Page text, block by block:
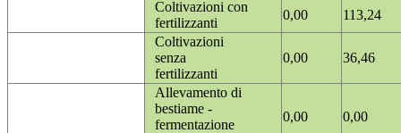
Coltivazioni con
fertilizzanti
0,00
113,24
Coltivazioni
senza
fertilizzanti
0,00 36,46
Allevamento di
bestiame -
fermentazione
0,00 0,00